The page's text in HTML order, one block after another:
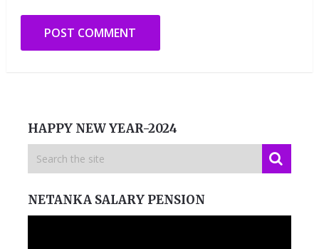
HAPPY NEW YEAR-2024
NETANKA SALARY PENSION